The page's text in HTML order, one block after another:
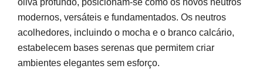
modernos, versáteis e fundamentados. Os neutros
acolhedores, incluindo o mocha e o branco calcário,
estabelecem bases serenas que permitem criar
ambientes elegantes sem esforço.